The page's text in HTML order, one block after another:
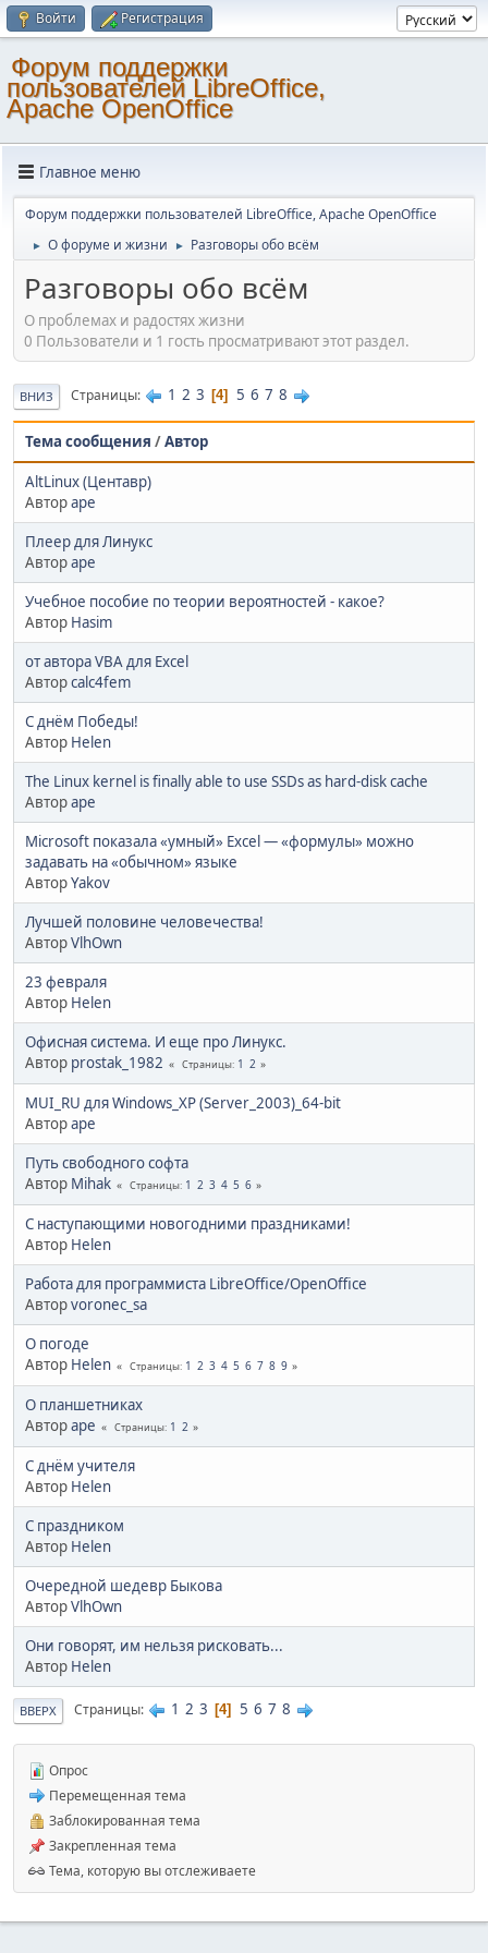
Войти Регистрация
Форум поддержки
пользователей LibreOffice,
Apache OpenOffice
Главное меню
Форум поддержки пользователей LibreOffice, Apache OpenOffice
► О форуме и жизни ► Разговоры обо всём
Разговоры обо всём
О проблемах и радостях жизни
0 Пользователи и 1 гость просматривают этот раздел.
ВНИЗ Страницы 1 2 3 4 5 6 7 8
Тема сообщения /Автор
AltLinux (Центавр)
Авторape
Плеер для Линукс
Авторape
Учебное пособие по теории вероятностей - какое?
Автор Hasim
от автора VBA для Excel
Авторcalc4fem
С днём Победы!
Автор Helen
The Linux kernel is finally able to use SSDs as hard-disk cache
Авторape
Microsoft показала «умный» Excel — «формулы» можно
задавать на «обычном» языке
АвторYakov
Лучшей половине человечества!
АвторVlhOwn
23 февраля
Автор Helen
Офисная система. И еще про Линукс.
Автор prostak_1982 Страницы 1 2
MUI_RU для Windows_XP (Server_2003)_64-bit
Авторape
Путь свободного софта
Автор Mihak Страницы 1 2 3 4 5 6
С наступающими новогодними праздниками!
Автор Helen
Работа для программиста LibreOffice/OpenOffice
Авторvoronec_sa
О погоде
Автор Helen Страницы 1 2 3 4 5 6 7 8 9
О планшетниках
Авторape Страницы 1 2
С днём учителя
Автор Helen
С праздником
Автор Helen
Очередной шедевр Быкова
АвторVlhOwn
Они говорят, им нельзя рисковать...
Автор Helen
ВВЕРХ Страницы 1 2 3 4 5 6 7 8
Опрос
Перемещенная тема
Заблокированная тема
Закрепленная тема
Тема, которую вы отслеживаете